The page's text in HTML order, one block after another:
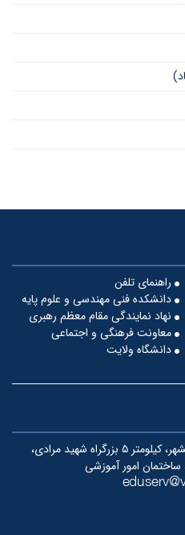
راهنمای تلفن
دانشکده فنی مهندسی و علوم پایه
نهاد نمایندگی مقام معظم رهبری
معاونت فرهنگی و اجتماعی
دانشگاه ولایت
سیستان و بلوچستان، ایرانشهر، کیلومتر ۵ بزرگراه شهید مرادی،
امور آموزشی